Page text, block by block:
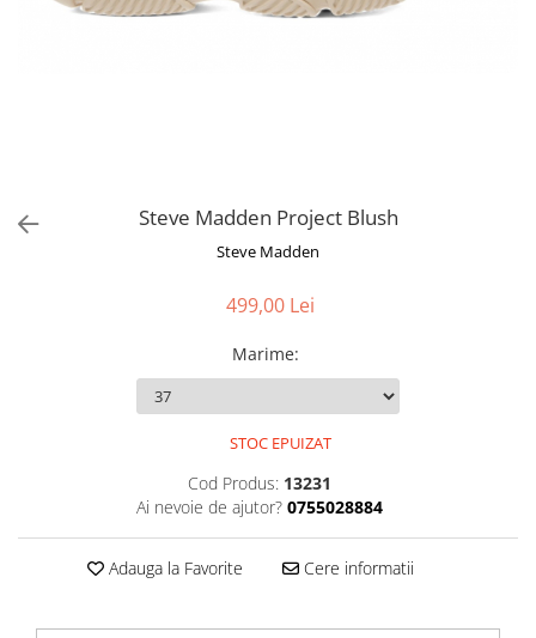
Steve Madden Project Blush
Steve Madden
499,00 Lei
Marime:
STOC EPUIZAT
Cod Produs: 13231
Ai nevoie de ajutor? 0755028884
Adauga la Favorite Cere informatii